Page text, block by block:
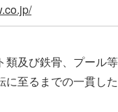
及び鉄骨、プール
に至るまでの一貫し